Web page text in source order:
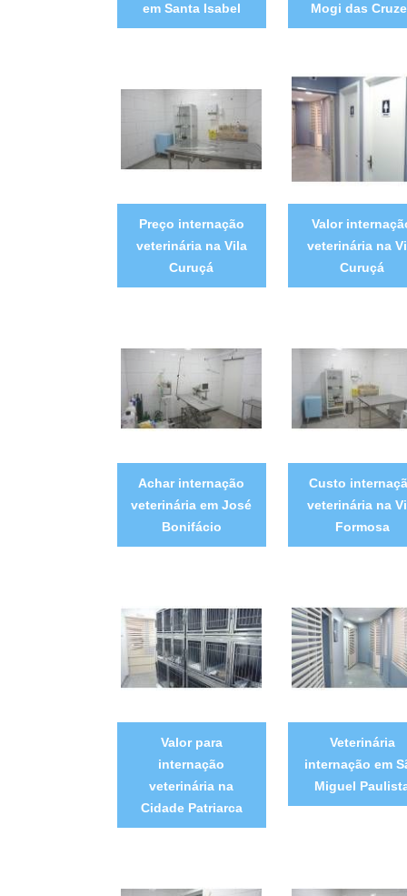
em Santa Isabel
Mogi das
Preço internação
veterinária na Vila
Curuçá
Valor
veterinária na
Curuçá
Achar internação
veterinária em José
Bonifácio
Custo
veterinária na
Formosa
Valor para
internação
veterinária na
Cidade Patriarca
Veterinária
internação em
Miguel